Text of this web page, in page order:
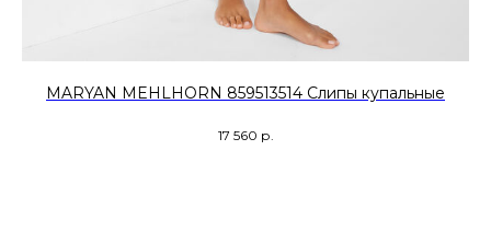
MARYAN MEHLHORN 859513514 Слипы купальные
17 560 р.